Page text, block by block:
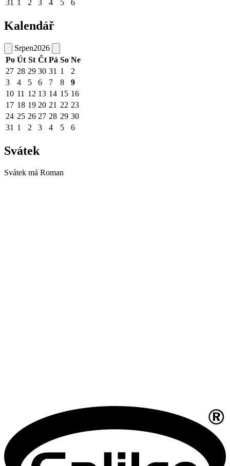
31 1 2 3 4 5 6
Kalendář
Srpen2026
Po Út St Čt Pá So Ne
27 28 29 30 31 1
2
3
4 5 6 7 8
9
10 11 12 13 14 15 16
17 18 19 20 21 22 23
24 25 26 27 28 29 30
31 1 2 3 4 5 6
Svátek
Svátek má Roman